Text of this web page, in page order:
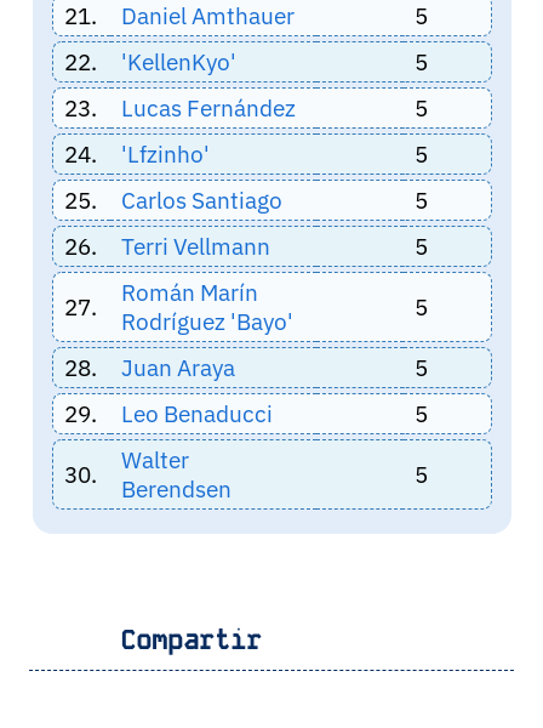
21.
Daniel Amthauer
5
22.
'KellenKyo'
5
23.
Lucas Fernández
5
24.
'Lfzinho'
5
25.
Carlos Santiago
5
26.
Terri Vellmann 5
27.
Román Marín
Rodríguez 'Bayo'
5
28. Juan Araya
5
29.
Leo Benaducci 5
30.
Walter
Berendsen
5
Compartir